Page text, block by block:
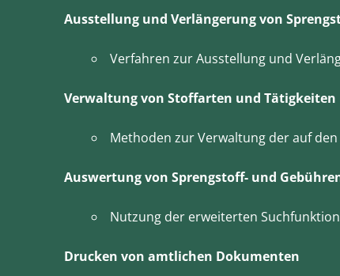
Ausstellung und Verlängerung von
Verfahren zur Ausstellung und
Verwaltung von Stoffarten und Tätigkeiten
Methoden zur Verwaltung der auf
Auswertung von Sprengstoff- und
Nutzung der erweiterten
Drucken von amtlichen Dokumenten